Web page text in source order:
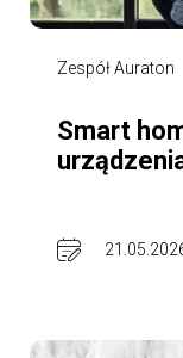
Zespół Auraton
Smart